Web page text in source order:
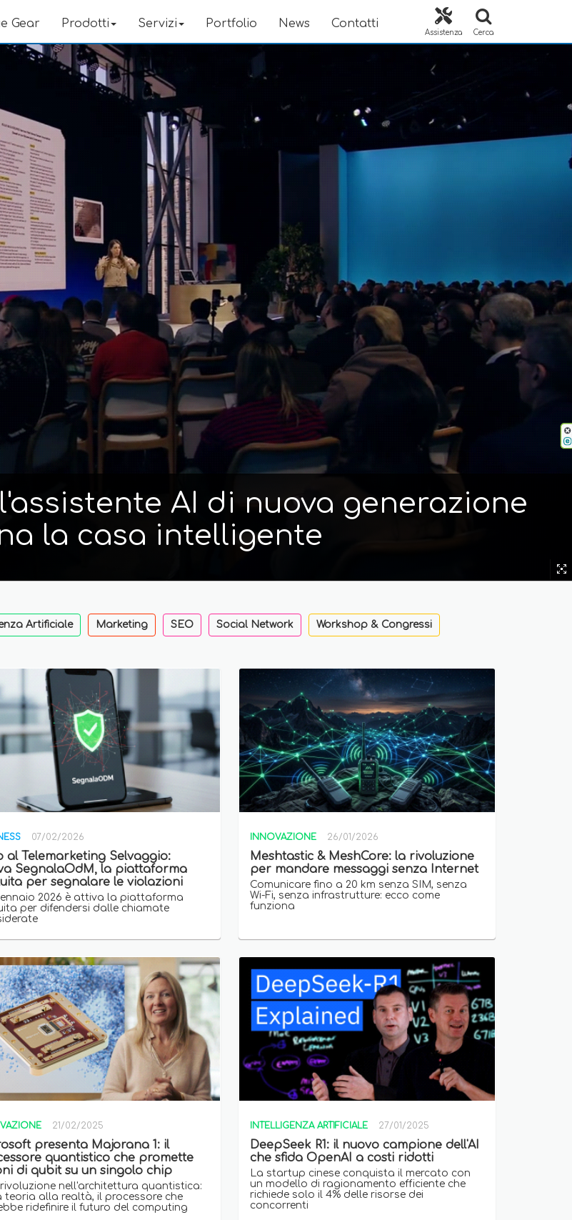
Gear Prodotti Servizi Portfolio News Contatti
Assistenza Cerca
AI di nuova generazione
la casa intelligente
Artificiale Marketing SEO Social Network Workshop & Congressi
07/02/2026
al Telemarketing Selvaggio:
SegnalaOdM, la piattaforma
per segnalare le violazioni
2026 è attiva la piattaforma
per difendersi dalle chiamate
INNOVAZIONE 26/01/2026
Meshtastic & MeshCore: la rivoluzione
per mandare messaggi senza Internet
Comunicare fino a 20 km senza SIM, senza
Wi-Fi, senza infrastrutture: ecco come
funziona
21/02/2025
presenta Majorana 1: il
quantistico che promette
di qubit su un singolo chip
nell'architettura quantistica:
teoria alla realtà, il processore che
ridefinire il futuro del computing
INTELLIGENZA ARTIFICIALE 27/01/2025
DeepSeek R1: il nuovo campione dell'AI
che sfida OpenAI a costi ridotti
La startup cinese conquista il mercato con
un modello di ragionamento efficiente che
richiede solo il 4% delle risorse dei
concorrenti